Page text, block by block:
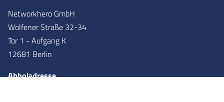
Networkhero GmbH
Wolfener Straße 32-34
Tor 1 - Aufgang K
12681 Berlin
Abholadresse